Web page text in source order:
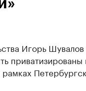
Игорь Шувалов
приватизированы